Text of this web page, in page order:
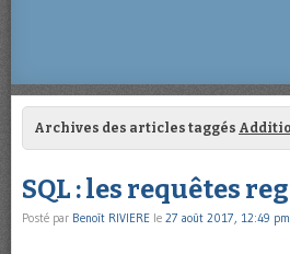
Archives des articles taggés
SQL : les requêtes
Posté par Benoît RIVIERE le 27 août 2017, 12:49 pm